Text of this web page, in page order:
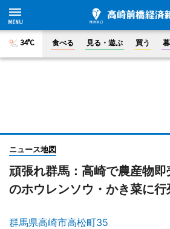
34°C 食べる 見る・遊ぶ 買う
ニュース地図
頑張れ群馬：高崎で農産物即
のホウレンソウ・かき菜に行
群馬県高崎市高松町35